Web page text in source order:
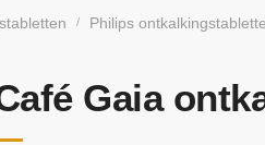
/ Philips
Gaia